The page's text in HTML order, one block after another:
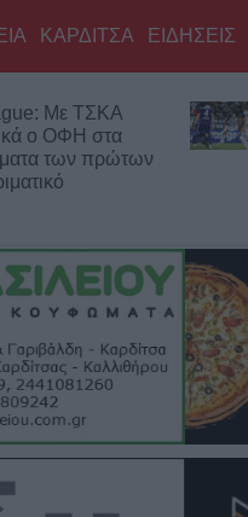
ΚΑΡΔΙΤΣΑ ΕΙΔΗΣΕΙΣ
Με ΤΣΚΑ
ο ΟΦΗ στα
των πρώτων